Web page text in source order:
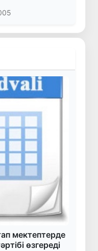
мектептерде
өзгереді